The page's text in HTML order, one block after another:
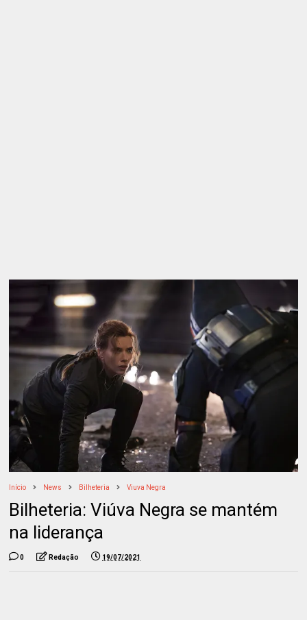
Início News Bilheteria Viuva Negra
Bilheteria: Viúva Negra se mantém
na liderança
0 Redação 19/07/2021